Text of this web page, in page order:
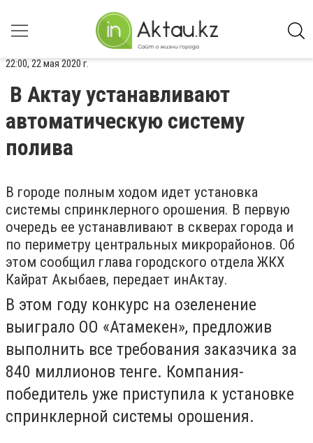
22:00, 22 мая 2020 г.
В Актау устанавливают
автоматическую систему
полива
В городе полным ходом идет установка
системы спринклерного орошения. В первую
очередь ее устанавливают в скверах города и
по периметру центральных микрорайонов. Об
этом сообщил глава городского отдела ЖКХ
Кайрат Акыбаев, передает инАктау.
В этом году конкурс на озеленение
выиграло ОО «Атамекен», предложив
выполнить все требования заказчика за
840 миллионов тенге. Компания-
победитель уже приступила к установке
спринклерной системы орошения.